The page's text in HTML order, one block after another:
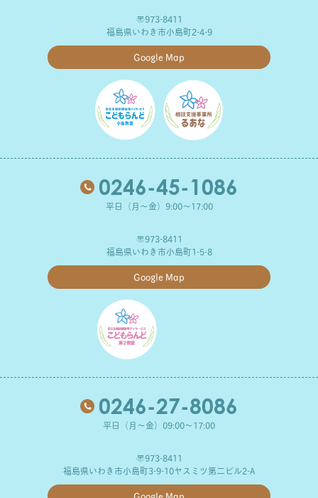
〒973-8411
福島県いわき市小島町2-4-9
Google Map
0246-45-1086
平日（月～金）9:00～17:00
〒973-8411
福島県いわき市小島町1-5-8
Google Map
0246-27-8086
平日（月～金）09:00～17:00
〒973-8411
福島県いわき市小島町3-9-10ヤスミツ第二ビル2-A
Google Map